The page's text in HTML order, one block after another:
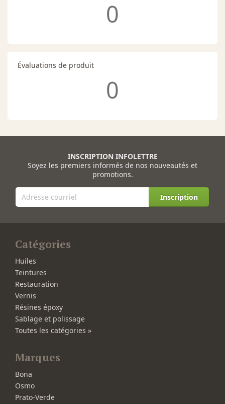
0
Évaluations de produit
0
INSCRIPTION INFOLETTRE
Soyez les premiers informés de nos nouveautés et
promotions.
Inscription
Catégories
Huiles
Teintures
Restauration
Vernis
Résines époxy
Sablage et polissage
Toutes les catégories »
Marques
Bona
Osmo
Prato-Verde